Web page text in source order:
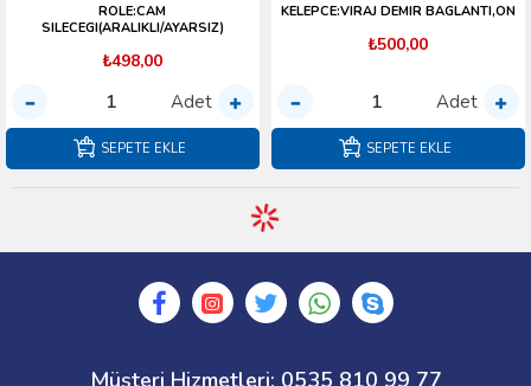
ROLE:CAM
SILECEGI(ARALIKLI/AYARSIZ)
₺498,00
Adet
SEPETE EKLE
KELEPCE:VIRAJ DEMIR BAGLANTI,ON
₺500,00
Adet
SEPETE EKLE
Müşteri Hizmetleri: 0535 810 99 77